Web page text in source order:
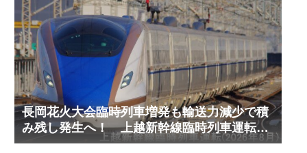
長岡花火大会臨時列車増発も輸送力減少で積
み残し発生へ！ 上越新幹線臨時列車運転
(2026年8月)